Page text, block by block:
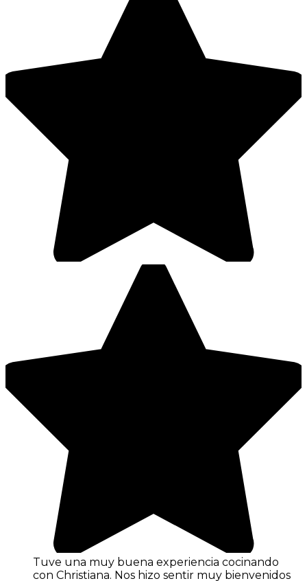
Tuve una muy buena experiencia cocinando
con Christiana. Nos hizo sentir muy bienvenidos